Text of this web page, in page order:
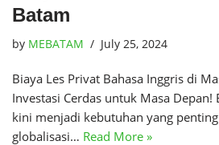
Batam
by MEBATAM July 25, 2024
Biaya Les Privat Bahasa Inggris di
Investasi Cerdas untuk Masa Depan!
kini menjadi kebutuhan yang
globalisasi… Read More »